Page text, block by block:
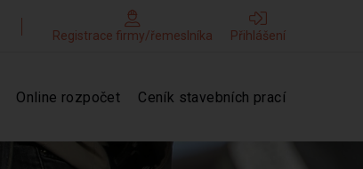
Registrace firmy/řemeslníka Přihlášení
Online rozpočet Ceník stavebních prací